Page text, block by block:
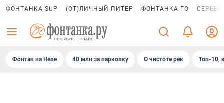
ФОНТАНКА SUP (ОТ)ЛИЧНЫЙ ПИТЕР ФОНТАНКА ГО
Фонтан на Неве 40 млн за парковку О чистоте рек Топ-10,